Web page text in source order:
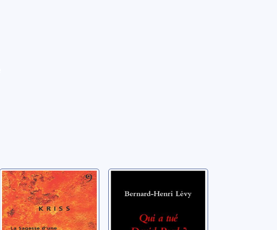
La sagesse d'une
femme de radio
Kriss
Pearl ?